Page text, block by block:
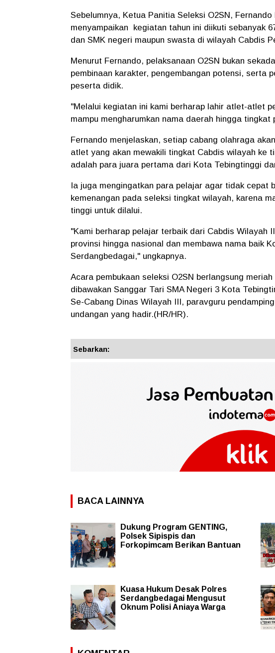
Sebelumnya, Ketua Panitia Seleksi O2SN,
menyampaikan kegiatan tahun ini diikuti sebanyak
dan SMK negeri maupun swasta di wilayah Cabdis
Menurut Fernando, pelaksanaan O2SN bukan
pembinaan karakter, pengembangan potensi, serta
peserta didik.
"Melalui kegiatan ini kami berharap lahir atlet-atlet
mampu mengharumkan nama daerah hingga
Fernando menjelaskan, setiap cabang olahraga
atlet yang akan mewakili tingkat Cabdis wilayah ke
adalah para juara pertama dari Kota Tebingtinggi
Ia juga mengingatkan para pelajar agar tidak cepat
kemenangan pada seleksi tingkat wilayah, karena
tinggi untuk dilalui.
"Kami berharap pelajar terbaik dari Cabdis Wilayah
provinsi hingga nasional dan membawa nama baik
Serdangbedagai," ungkapnya.
Acara pembukaan seleksi O2SN berlangsung
dibawakan Sanggar Tari SMA Negeri 3 Kota
Se-Cabang Dinas Wilayah III, paravguru
undangan yang hadir.(HR/HR).
Sebarkan:
BACA LAINNYA
Dukung Program GENTING,
Polsek Sipispis dan
Forkopimcam Berikan Bantuan
Kuasa Hukum Desak Polres
Serdangbedagai Mengusut
Oknum Polisi Aniaya Warga